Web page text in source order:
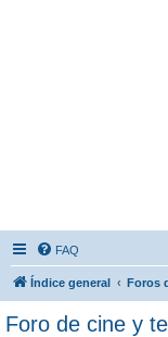
FAQ
Índice general Foros
Foro de cine y